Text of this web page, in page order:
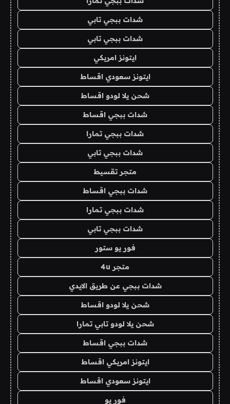
شدات ببجي تابي
شدات ببجي تابي
ايتونز امريكي
ايتونز سعودي اقساط
شحن يلا لودو اقساط
شدات ببجي اقساط
شدات ببجي تمارا
شدات ببجي تابي
متجر تقسيط
شدات ببجي اقساط
شدات ببجي تمارا
شدات ببجي تابي
فور يو ستور
متجر 4u
شدات ببجي عن طريق الايدي
شحن يلا لودو اقساط
شحن يلا لودو تابي تمارا
شدات ببجي اقساط
ايتونز امريكي اقساط
ايتونز سعودي اقساط
فور يو